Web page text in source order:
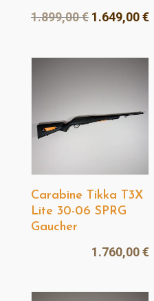
1.899,00€ Le
initial
1.649,00€
Carabine Tikka T3X
Lite 30-06 SPRG
Gaucher
1.760,00€